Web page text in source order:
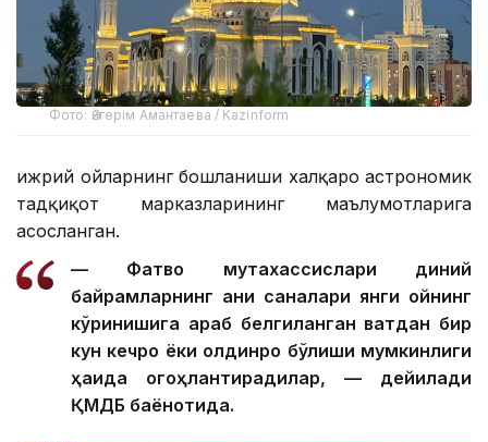
Фото: Әйгерім Амантаева / Kazinform
Ҳижрий ойларнинг бошланиши халқаро астрономик
тадқиқот марказларининг маълумотларига
асосланган.
— Фатво мутахассислари диний
байрамларнинг аниқ саналари янги ойнинг
кўринишига қараб белгиланган вақтдан бир
кун кечроқ ёки олдинроқ бўлиши мумкинлиги
ҳақида огоҳлантирадилар, — дейилади
ҚМДБ баёнотида.